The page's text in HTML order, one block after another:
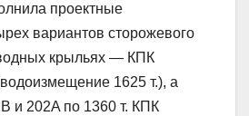
проектные
вариантов сторожевого
крыльях — КПК
1625 т.), а
и 202A по 1360 т. КПК